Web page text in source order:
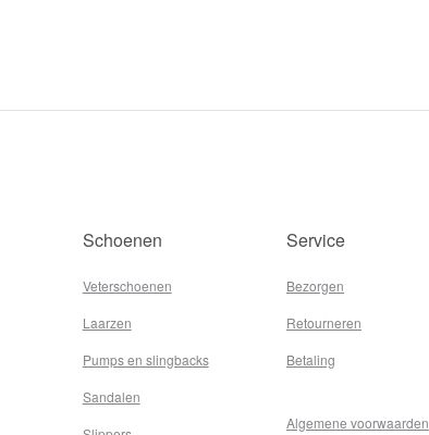
Schoenen
Veterschoenen
Laarzen
Pumps en slingbacks
Sandalen
Service
Bezorgen
Retourneren
Betaling
Algemene voorwaarden